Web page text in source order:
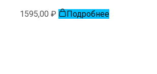
1595,00 ₽ Подробнее